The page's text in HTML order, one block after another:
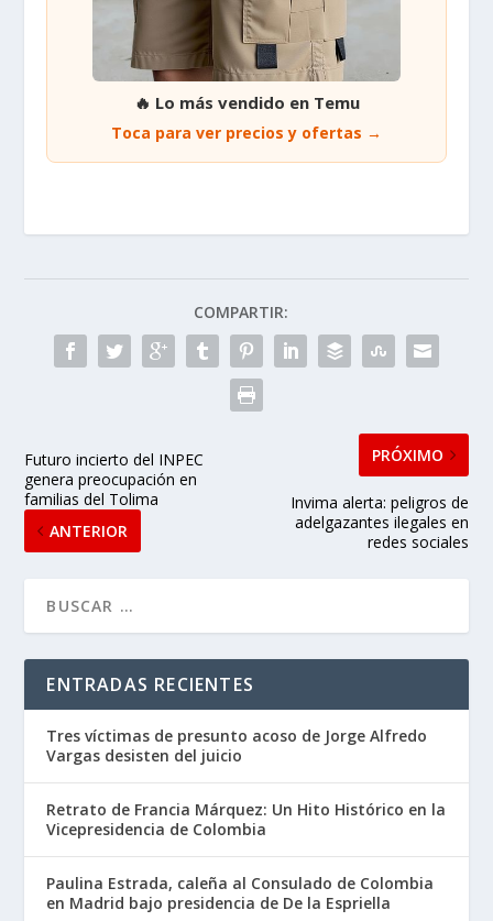
🔥 Lo más vendido en Temu
Toca para ver precios y ofertas →
COMPARTIR:
Futuro incierto del INPEC
genera preocupación en
familias del Tolima
ANTERIOR
PRÓXIMO
Invima alerta: peligros de
adelgazantes ilegales en
redes sociales
ENTRADAS RECIENTES
Tres víctimas de presunto acoso de Jorge Alfredo
Vargas desisten del juicio
Retrato de Francia Márquez: Un Hito Histórico en la
Vicepresidencia de Colombia
Paulina Estrada, caleña al Consulado de Colombia
en Madrid bajo presidencia de De la Espriella